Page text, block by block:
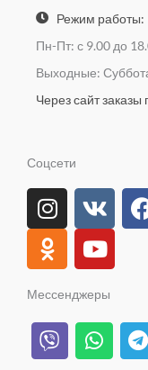
Режим работы:
Пн-Пт: с 9.00 до
Выходные:
Через сайт
Соцсети
I
n
s
t
a
r
a
V
k
o
O
d
n
o
k
a
s
Y
o
u
t
u
b
e
Мессенджеры
V
i
W
h
e